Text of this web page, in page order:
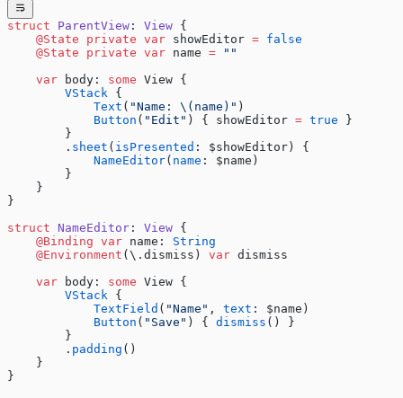
struct ParentView : View {
    @State
private var showEditor = false
    @State
private var name = ""
    var
body: some View {
        VStack
{
            Text
( "Name: \(name) " )
            Button
( "Edit" ) { showEditor = true }
        }
        .
sheet ( isPresented : $showEditor) {
            NameEditor
( name : $name)
        }
    }
}
struct NameEditor : View {
    @Binding
var name: String
    @Environment
(\.dismiss) var dismiss
    var
body: some View {
        VStack
{
            TextField
( "Name" , text : $name)
            Button
( "Save" ) { dismiss () }
        }
        .
padding ()
    }
}